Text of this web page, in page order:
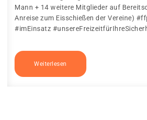
Mann + 14 weitere Mitglieder auf
Anreise zum Eisschießen der Vereine)
#imEinsatz
Weiterlesen